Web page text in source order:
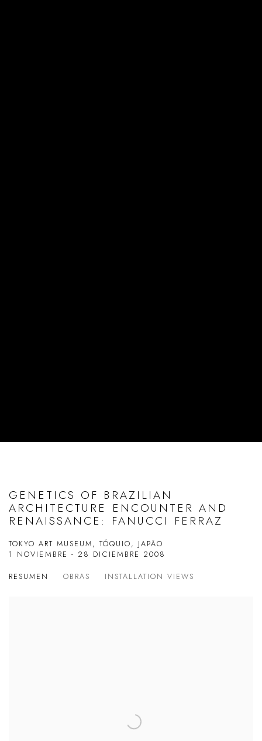
GENETICS OF BRAZILIAN
ARCHITECTURE ENCOUNTER AND
RENAISSANCE: FANUCCI FERRAZ
TOKYO ART MUSEUM, TÓQUIO, JAPÃO
1 NOVIEMBRE - 28 DICIEMBRE 2008
RESUMEN OBRAS INSTALLATION VIEWS